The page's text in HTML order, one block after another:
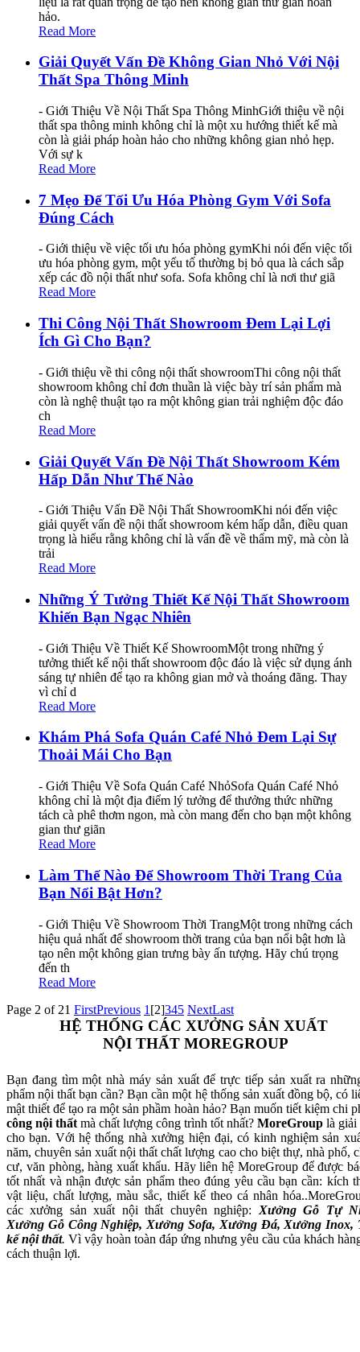
hảo.
Read More
Giải Quyết Vấn Đề Không Gian Nhỏ Với Nội
Thất Spa Thông Minh
- Giới Thiệu Về Nội Thất Spa Thông MinhGiới thiệu về nội
thất spa thông minh không chỉ là một xu hướng thiết kế mà
còn là giải pháp hoàn hảo cho những không gian nhỏ hẹp.
Với sự k
Read More
7 Mẹo Để Tối Ưu Hóa Phòng Gym Với Sofa
Đúng Cách
- Giới thiệu về việc tối ưu hóa phòng gymKhi nói đến việc tối
ưu hóa phòng gym, một yếu tố thường bị bỏ qua là cách sắp
xếp các đồ nội thất như sofa. Sofa không chỉ là nơi thư giã
Read More
Thi Công Nội Thất Showroom Đem Lại Lợi
Ích Gì Cho Bạn?
- Giới thiệu về thi công nội thất showroomThi công nội thất
showroom không chỉ đơn thuần là việc bày trí sản phẩm mà
còn là nghệ thuật tạo ra một không gian trải nghiệm độc đáo
ch
Read More
Giải Quyết Vấn Đề Nội Thất Showroom Kém
Hấp Dẫn Như Thế Nào
- Giới Thiệu Vấn Đề Nội Thất ShowroomKhi nói đến việc
giải quyết vấn đề nội thất showroom kém hấp dẫn, điều quan
trọng là hiểu rằng không chỉ là vấn đề về thẩm mỹ, mà còn là
trải
Read More
Những Ý Tưởng Thiết Kế Nội Thất Showroom
Khiến Bạn Ngạc Nhiên
- Giới Thiệu Về Thiết Kế ShowroomMột trong những ý
tưởng thiết kế nội thất showroom độc đáo là việc sử dụng ánh
sáng tự nhiên để tạo ra không gian mở và thoáng đãng. Thay
vì chỉ d
Read More
Khám Phá Sofa Quán Café Nhỏ Đem Lại Sự
Thoải Mái Cho Bạn
- Giới Thiệu Về Sofa Quán Café NhỏSofa Quán Café Nhỏ
không chỉ là một địa điểm lý tưởng để thưởng thức những
tách cà phê thơm ngon, mà còn mang đến cho bạn một không
gian thư giãn
Read More
Làm Thế Nào Để Showroom Thời Trang Của
Bạn Nổi Bật Hơn?
- Giới Thiệu Về Showroom Thời TrangMột trong những cách
hiệu quả nhất để showroom thời trang của bạn nổi bật hơn là
tạo nên một không gian trưng bày ấn tượng. Hãy chú trọng
đến th
Read More
Page 2 of 21 FirstPrevious 1 [2]345 NextLast
HỆ THỐNG CÁC XƯỞNG SẢN XUẤT
NỘI THẤT MOREGROUP
Bạn đang tìm một nhà máy sản xuất để trực tiếp sản xuất ra
phẩm nội thất bạn cần? Bạn cần một hệ thống sản xuất đồng bộ, có
mật thiết để tạo ra một sản phầm hoàn hảo? Bạn muốn tiết kiệm chi
công nội thất mà chất lượng công trình tốt nhất? MoreGroup là giải
cho bạn. Với hệ thống nhà xưởng hiện đại, có kinh nghiệm sản
năm, chuyên sản xuất nội thất chất lượng cao cho biệt thự, nhà phố,
cư, văn phòng, hàng xuất khẩu. Hãy liên hệ MoreGroup để được
tốt nhất và nhận được sản phẩm theo đúng yêu cầu bạn cần: kích
vật liệu, chất lượng, màu sắc, thiết kế theo cá nhân
các xưởng sản xuất nội thất chuyên nghiệp: Xưởng Gỗ Tự
Xưởng Gỗ Công Nghiệp, Xưởng Sofa, Xưởng Đá, Xưởng Inox,
kế nội thất. Vì vậy hoàn toàn đáp ứng nhưng yêu cầu của khách
cách thuận lợi.